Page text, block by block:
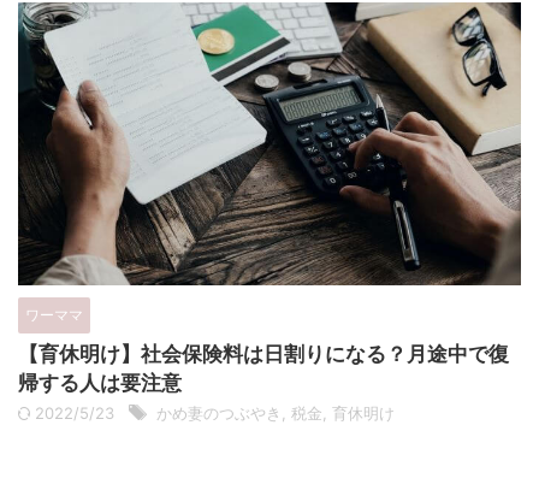
ワーママ
【育休明け】社会保険料は日割りになる？月途中で復
帰する人は要注意
2022/5/23 かめ妻のつぶやき , 税金, 育休明け